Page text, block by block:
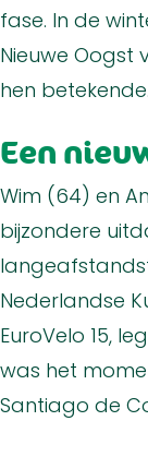
fase. In de
Nieuwe Oogst
hen betekende.
Een
Wim (64) en
bijzondere
Nederlandse
EuroVelo 15,
was het
Santiago de